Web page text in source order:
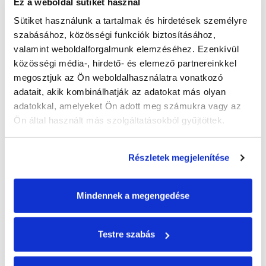
Sütiket használunk a tartalmak és hirdetések személyre
szabásához, közösségi funkciók biztosításához,
valamint weboldalforgalmunk elemzéséhez. Ezenkívül
közösségi média-, hirdető- és elemező partnereinkkel
megosztjuk az Ön weboldalhasználatra vonatkozó
adatait, akik kombinálhatják az adatokat más olyan
adatokkal, amelyeket Ön adott meg számukra vagy az
Ön által használt más szolgáltatásokból gyűjtöttek.
Részletek megjelenítése
Mindennek a megengedése
Testre szabás
„A veszélyhelyzetek kezelésének legértékesebb első tíz-
tizenöt perce az elsősegélynyújtó kezében van, és ez az
idő életet menthet. Ahogy mindenütt, az azonnali
beavatkozás fontos része, hogy nem szabad pánikba esni,
hanem azonnal hozzá kell látni az elsősegélynyújtáshoz. Az
A közös program 2020-ban tovább folytatódik,
tovább a hiánypótló pedagógus képzések.